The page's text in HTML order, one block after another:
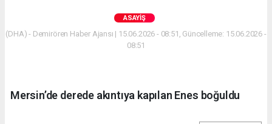
ASAYIŞ
(DHA) - Demirören Haber Ajansı | 15.06.2026 - 08:51, Güncelleme: 15.06.2026 -
08:51
Mersin’de derede akıntıya kapılan Enes boğuldu